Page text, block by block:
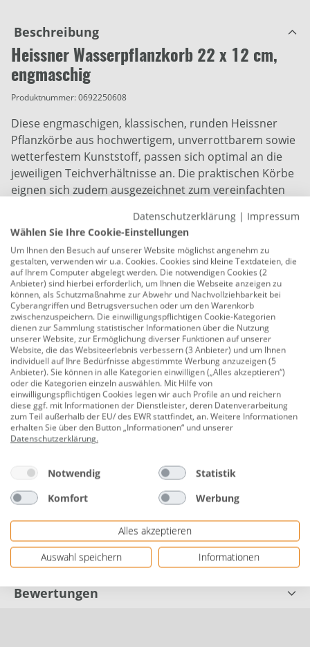
Beschreibung
Heissner Wasserpflanzkorb 22 x 12 cm,
engmaschig
Produktnummer:0692250608
Diese engmaschigen, klassischen, runden Heissner
Pflanzkörbe aus hochwertigem, unverrottbarem sowie
wetterfestem Kunststoff, passen sich optimal an die
jeweiligen Teichverhältnisse an. Die praktischen Körbe
eignen sich zudem ausgezeichnet zum vereinfachten
verhindern zugleich deren unkontrolliertes Wachstum.
Material: Kunststoff
Farbe: schwarz
Maße: 22 x 12 cm (Ø x H)
engmaschig
rund
optimal zum vereinfachten Einsetzen und
Entnehmen der Teichpflanzen
hergestellt aus hochwertigem, unverrottbarem und
wetterfestem Kunststoff
verhindert unkontrolliertes Pflanzenwachstum
passt sich den Teichverhältnissen optimal an
Herstellerinformationen: CF Group Deutschland
Deutschland | eMail: info.de@cf.group |
Herstellernr. TZ104-00
Bewertungen
Datenschutzerklärung | Impressum
Wählen Sie Ihre Cookie-Einstellungen
Um Ihnen den Besuch auf unserer Website möglichst angenehm zu
gestalten, verwenden wir u.a. Cookies. Cookies sind kleine Textdateien, die
auf Ihrem Computer abgelegt werden. Die notwendigen Cookies (2
Anbieter) sind hierbei erforderlich, um Ihnen die Webseite anzeigen zu
können, als Schutzmaßnahme zur Abwehr und Nachvollziehbarkeit bei
Cyberangriffen und Betrugsversuchen oder um den Warenkorb
zwischenzuspeichern. Die einwilligungspflichtigen Cookie-Kategorien
dienen zur Sammlung statistischer Informationen über die Nutzung
unserer Website, zur Ermöglichung diverser Funktionen auf unserer
Website, die das Websiteerlebnis verbessern (3 Anbieter) und um Ihnen
individuell auf Ihre Bedürfnisse abgestimmte Werbung anzuzeigen (5
Anbieter). Sie können in alle Kategorien einwilligen („Alles akzeptieren“)
oder die Kategorien einzeln auswählen. Mit Hilfe von
einwilligungspflichtigen Cookies legen wir auch Profile an und reichern
diese ggf. mit Informationen der Dienstleister, deren Datenverarbeitung
zum Teil außerhalb der EU/ des EWR stattfindet, an. Weitere Informationen
erhalten Sie über den Button „Informationen“ und unserer
Datenschutzerklärung.
Notwendig
Statistik
Komfort
Werbung
Alles akzeptieren
Auswahl speichern
Informationen